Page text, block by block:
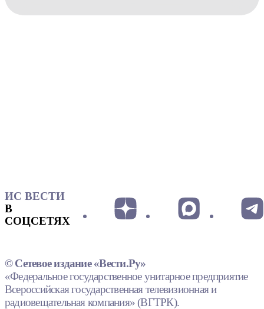
ИС ВЕСТИ
В
СОЦСЕТЯХ
© Сетевое издание «Вести.Ру»
«Федеральное государственное унитарное предприятие
Всероссийская государственная телевизионная и
радиовещательная компания» (ВГТРК).